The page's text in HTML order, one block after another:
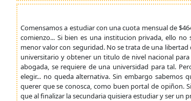
Comensamos a estudiar con una cuota mensual de
comienzo... Si bien es una institucion privada, ello
menor valor con seguridad. No se trata de una
universitario y obtener un titulo de nivel nacional
abogada, se requiere de una universidad para tal.
elegir... no queda alternativa. Sin embargo
querer que se conosca, como buen portal de opiñon.
que al finalizar la secundaria quisiera estudiar y ser un